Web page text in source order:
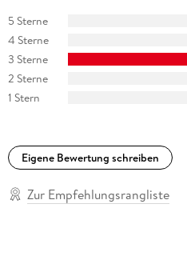
5 Sterne
4 Sterne
3 Sterne
2 Sterne
1 Stern
Eigene Bewertung schreiben
Zur Empfehlungsrangliste